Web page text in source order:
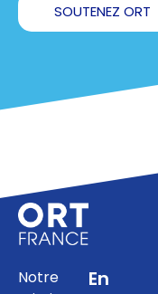
SOUTENEZ ORT
Notre
En